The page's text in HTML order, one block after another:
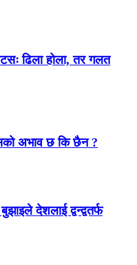
ढिला होला, तर गलत
अभाव छ कि छैन ?
देशलाई द्वन्द्वतर्फ